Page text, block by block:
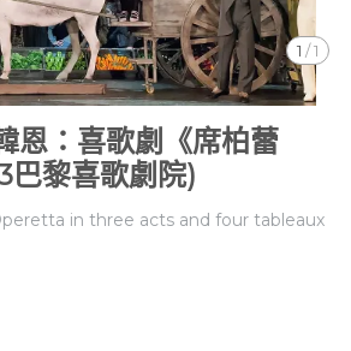
1 /1
恩：喜歌劇《席柏蕾
巴黎喜歌劇院)
in three acts and four tableaux